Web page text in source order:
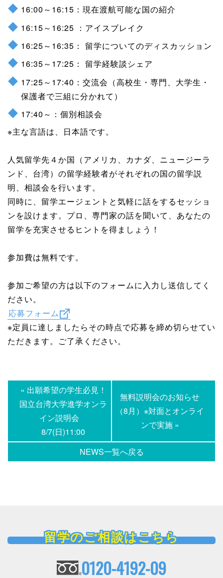
16:00～16:15：現在渡航可能な国の紹介
16:15～16:25 ：アイスブレイク
16:25～16:35： 留学についてのディスカッション
16:35～17:25： 留学経験談シェア
17:25～17:40：交流会（高校生・専門、大学生・
保護者で三組に分かれて）
17:40～：個別相談会
※主な言語は、日本語です。
人気留学先４か国（アメリカ、カナダ、ニュージーラ
ンド、台湾）の留学経験者がそれぞれの国の留学説
明、相談会を行います。
同時に、留学エージェントと気軽に話をするセッショ
ンを設けます。プロ、専門家の話を聞いて、あなたの
留学を充実させるヒントを得ましょう！
参加費は無料です。
参加ご希望の方は以下のフォームに入力し送信してく
ださい。
応募フォーム
※定員に達しましたらその時点で応募を締め切らせてい
ただきます。ご了承ください。
« 出願希望の学生必見！
国立台湾大学進学オンラ
イン説明会
8/7(日)11:00
NEWS一覧へ戻る
無料説明会のお知らせ
（8月）※対面とオンライ
ンで実施 »
留学のご相談はこちら
0120-4192-09